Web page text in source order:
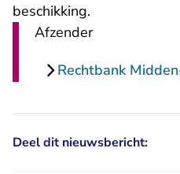
beschikking.
Afzender
Rechtbank
Deel dit nieuwsbericht: